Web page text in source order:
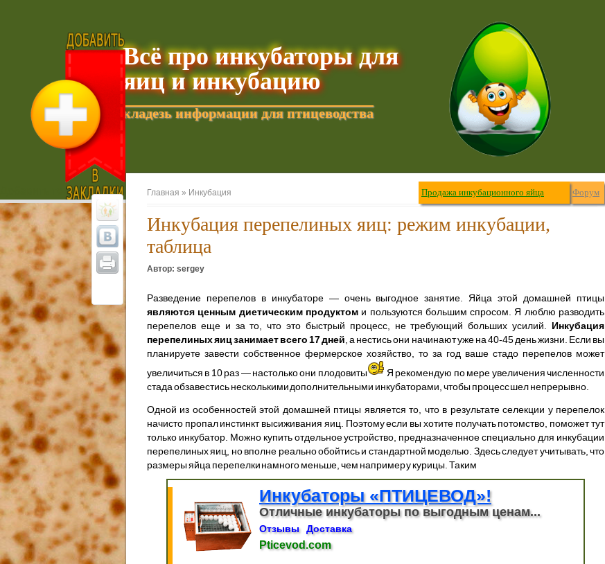
Всё про инкубаторы для
яиц и инкубацию
кладезь информации для птицеводства
Добавить текущую страницу в Избранное Форум
Продажа инкубационного яйца
Главная » Инкубация
Инкубация перепелиных яиц: режим инкубации,
таблица
Автор: sergey
Разведение перепелов в инкубаторе — очень выгодное занятие. Яйца этой домашней птицы
являются ценным диетическим продуктоми пользуются большим спросом. Я люблю разводить
перепелов еще и за то, что это быстрый процесс, не требующий больших усилий. Инкубация
перепелиных яиц занимает всего 17 дней , а нестись они начинают уже на 40-45 день жизни. Если вы
планируете завести собственное фермерское хозяйство, то за год ваше стадо перепелов может
увеличиться в 10 раз — настолько они плодовиты
Я рекомендую по мере увеличения численности
стада обзавестись несколькими дополнительными инкубаторами, чтобы процесс шел непрерывно.
Одной из особенностей этой домашней птицы является то, что в результате селекции у перепелок
начисто пропал инстинкт высиживания яиц. Поэтому если вы хотите получать потомство, поможет тут
только инкубатор. Можно купить отдельное устройство, предназначенное специально для инкубации
перепелиных яиц, но вполне реально обойтись и стандартной моделью. Здесь следует учитывать, что
размеры яйца перепелки намного меньше, чем например у курицы. Таким
Инкубаторы «ПТИЦЕВОД»!
Отличные инкубаторы по выгодным ценам...
Отзывы Доставка
Pticevod.com